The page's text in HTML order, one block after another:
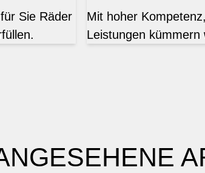
Sie Räder
Mit hoher
Leistungen